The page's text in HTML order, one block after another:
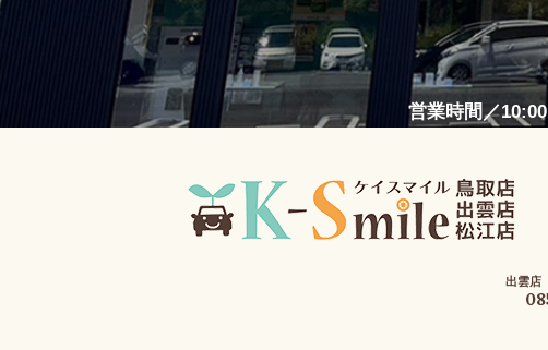
営業時間／
出雲店